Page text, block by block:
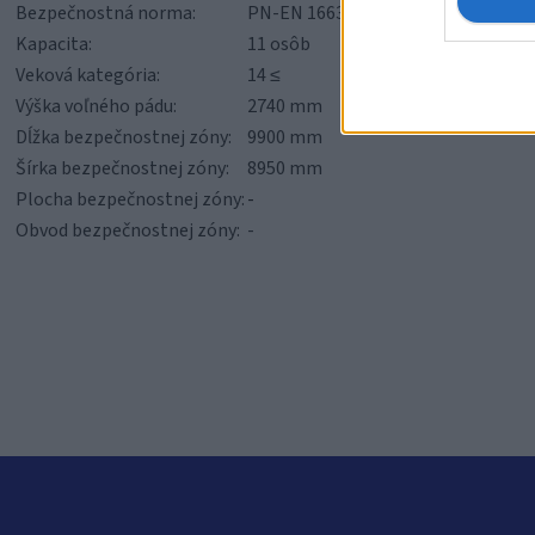
Bezpečnostná norma:
PN-EN 16630:2015-06
Kapacita:
11 osôb
Veková kategória:
14 ≤
Výška voľného pádu:
2740 mm
Dĺžka bezpečnostnej zóny:
9900 mm
Šírka bezpečnostnej zóny:
8950 mm
Plocha bezpečnostnej zóny:-
Obvod bezpečnostnej zóny: -